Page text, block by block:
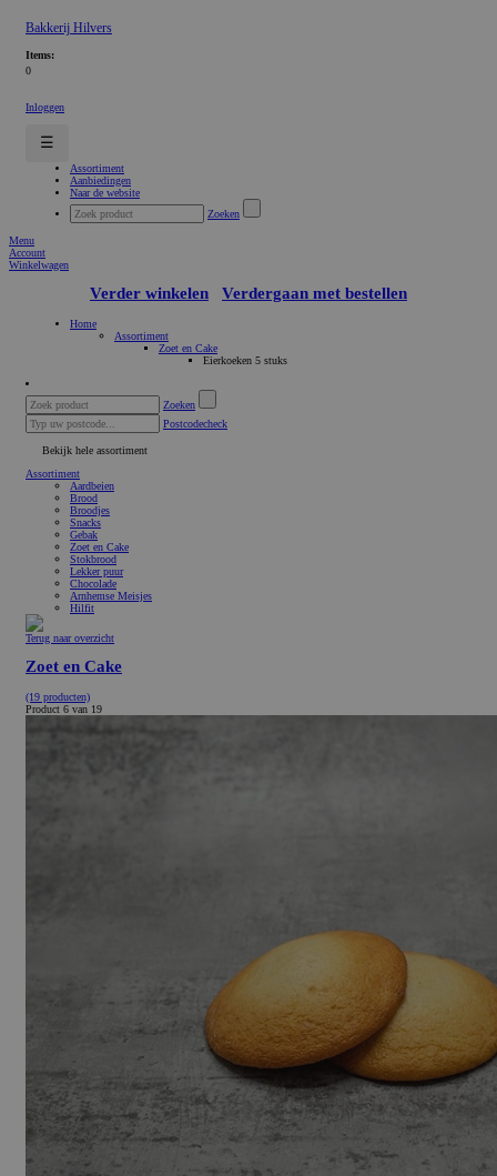
Bakkerij Hilvers
Items:
0
Inloggen
☰
Assortiment
Aanbiedingen
Naar de website
Zoeken
Menu
Account
Winkelwagen
Verder winkelen Verdergaan met bestellen
Home
Assortiment
Zoet en Cake
Eierkoeken 5 stuks
Zoeken
Postcodecheck
Bekijk hele assortiment
Assortiment
Aardbeien
Brood
Broodjes
Snacks
Gebak
Zoet en Cake
Stokbrood
Lekker puur
Chocolade
Arnhemse Meisjes
Hilfit
Terug naar overzicht
Zoet en Cake
(19 producten)
Product 6 van 19